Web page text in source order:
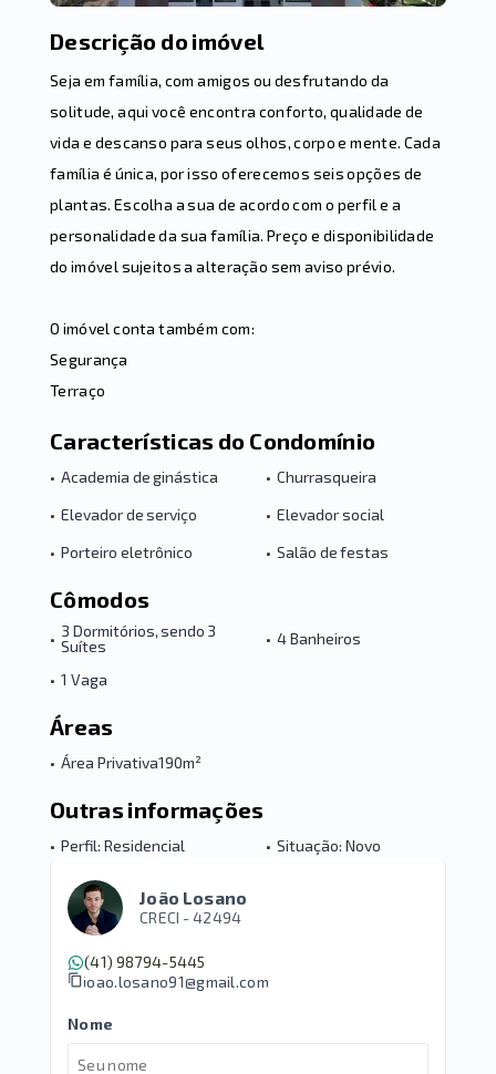
Descrição do imóvel
Seja em família, com amigos ou desfrutando da
solitude, aqui você encontra conforto, qualidade de
vida e descanso para seus olhos, corpo e mente. Cada
família é única, por isso oferecemos seis opções de
plantas. Escolha a sua de acordo com o perfil e a
personalidade da sua família. Preço e disponibilidade
do imóvel sujeitos a alteração sem aviso prévio.
O imóvel conta também com:
Segurança
Terraço
Características do Condomínio
• Academia de ginástica • Churrasqueira
• Elevador de serviço • Elevador social
• Porteiro eletrônico • Salão de festas
Cômodos
• 3 Dormitórios, sendo 3
Suítes
• 4 Banheiros
• 1 Vaga
Áreas
• Área Privativa190m²
Outras informações
• Perfil: Residencial • Situação: Novo
João Losano
CRECI -42494
(41) 98794-5445
joao.losano91@gmail.com
Nome